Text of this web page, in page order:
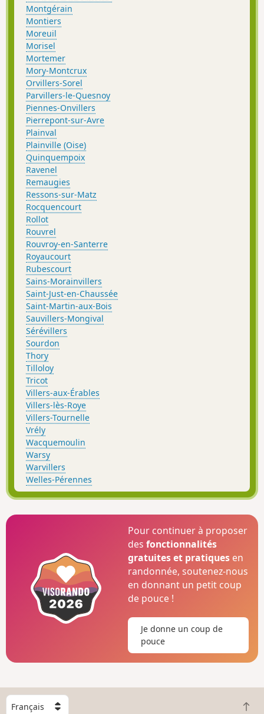
Montgérain
Montiers
Moreuil
Morisel
Mortemer
Mory-Montcrux
Orvillers-Sorel
Parvillers-le-Quesnoy
Piennes-Onvillers
Pierrepont-sur-Avre
Plainval
Plainville (Oise)
Quinquempoix
Ravenel
Remaugies
Ressons-sur-Matz
Rocquencourt
Rollot
Rouvrel
Rouvroy-en-Santerre
Royaucourt
Rubescourt
Sains-Morainvillers
Saint-Just-en-Chaussée
Saint-Martin-aux-Bois
Sauvillers-Mongival
Sérévillers
Sourdon
Thory
Tilloloy
Tricot
Villers-aux-Érables
Villers-lès-Roye
Villers-Tournelle
Vrély
Wacquemoulin
Warsy
Warvillers
Welles-Pérennes
Pour continuer à proposer
desfonctionnalités
gratuites et pratiques en
randonnée, soutenez-nous
en donnant un petit coup
de pouce !
Je donne un coup de
pouce
C